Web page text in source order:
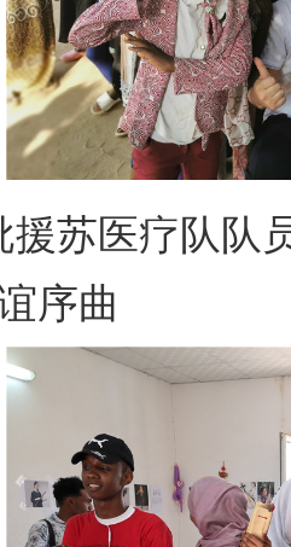
苏医疗队队
序曲